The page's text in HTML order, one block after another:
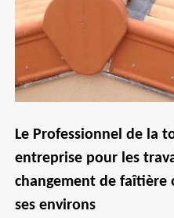
Le Professionnel de la
entreprise pour les
changement de faîtière
ses environs